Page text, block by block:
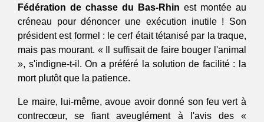
Fédération de chasse du Bas-Rhin est montée au
créneau pour dénoncer une exécution inutile ! Son
président est formel : le cerf était tétanisé par la traque,
mais pas mourant. « Il suffisait de faire bouger l'animal
», s'indigne-t-il. On a préféré la solution de facilité : la
mort plutôt que la patience.
Le maire, lui-même, avoue avoir donné son feu vert à
contrecœur, se fiant aveuglément à l'avis des «